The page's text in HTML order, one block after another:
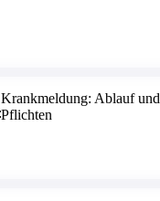
Krankmeldung: Ablauf und
Pflichten